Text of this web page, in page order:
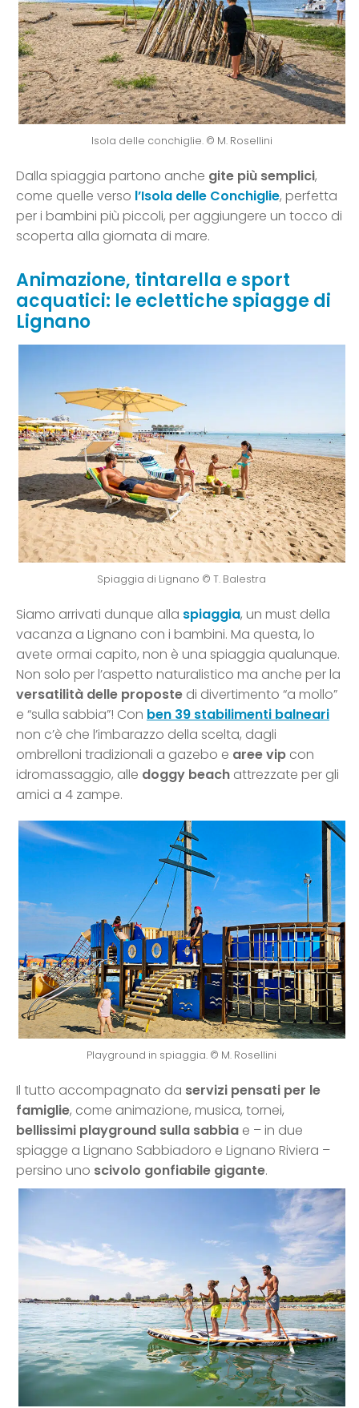
Isola delle conchiglie. © M. Rosellini
Dalla spiaggia partono anche gite più semplici,
come quelle verso l’Isola delle Conchiglie, perfetta
per i bambini più piccoli, per aggiungere un tocco di
scoperta alla giornata di mare.
Animazione, tintarella e sport
acquatici: le eclettiche spiagge di
Lignano
Spiaggia di Lignano © T. Balestra
Siamo arrivati dunque alla spiaggia, un must della
vacanza a Lignano con i bambini. Ma questa, lo
avete ormai capito, non è una spiaggia qualunque.
Non solo per l’aspetto naturalistico ma anche per la
versatilità delle proposte di divertimento “a mollo”
e “sulla sabbia”! Con ben 39 stabilimenti balneari
non c’è che l’imbarazzo della scelta, dagli
ombrelloni tradizionali a gazebo e aree vip con
idromassaggio, alle doggy beach attrezzate per gli
amici a 4 zampe.
Playground in spiaggia. © M. Rosellini
Il tutto accompagnato da servizi pensati per le
famiglie, come animazione, musica, tornei,
bellissimi playground sulla sabbia e – in due
spiagge a Lignano Sabbiadoro e Lignano Riviera –
persino uno scivolo gonfiabile gigante.